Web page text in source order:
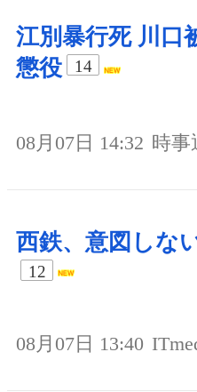
江別暴行死 川口
懲役
14
08月07日 14:32 時事
西鉄、意図しな
12
08月07日 13:40